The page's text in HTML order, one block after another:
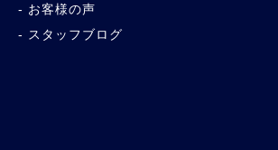
お客様の声
スタッフブログ